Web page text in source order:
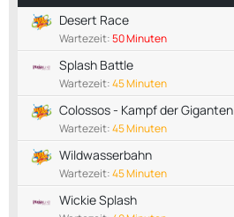
Desert Race
Wartezeit:50 Minuten
Splash Battle
Wartezeit:45 Minuten
Colossos - Kampf der Giganten
Wartezeit:45 Minuten
Wildwasserbahn
Wartezeit:45 Minuten
Wickie Splash